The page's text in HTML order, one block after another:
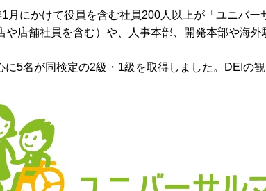
月にかけて役員を含む社員200人以上が「ユニバ
店舗社員を含む）や、人事本部、開発本部や海外
5名が同検定の2級・1級を取得しました。DEIの